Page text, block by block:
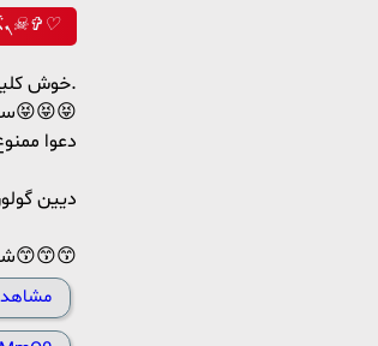
✨🗡🩸ܢܚ݅ࡅ࡙ߊ‌ࡈߊߺࡅ࡙ࡅ߭☠✞♡
خوش کلیبسیز.
سیرتیلین ولی قیرجانمیین😝😝😝
دعوا
دیین
شب بخیر😙😙😙